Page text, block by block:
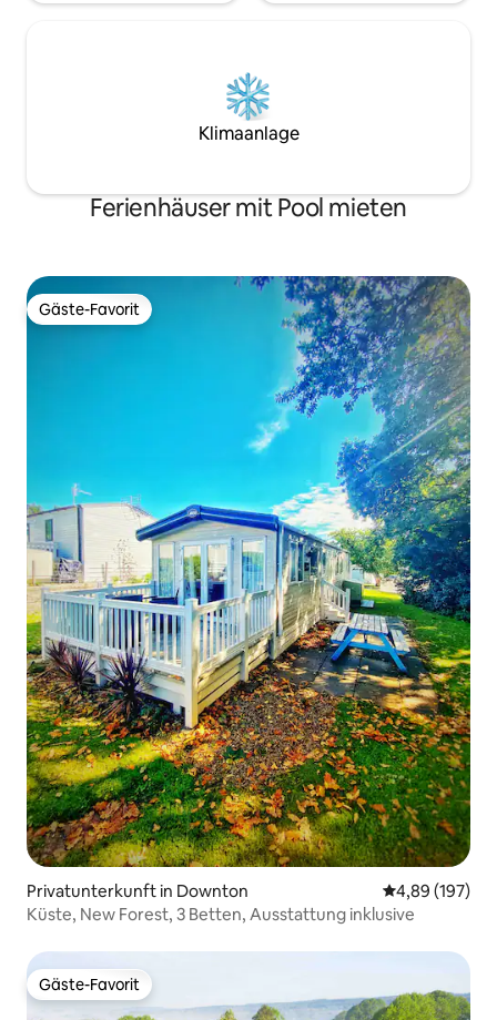
Klimaanlage
Ferienhäuser mit Pool mieten
Gäste-Favorit
Gäste-Favorit
Privatunterkunft in Downton
4,89 (197)
Küste, New Forest, 3 Betten, Ausstattung inklusive
Gäste-Favorit
Gäste-Favorit